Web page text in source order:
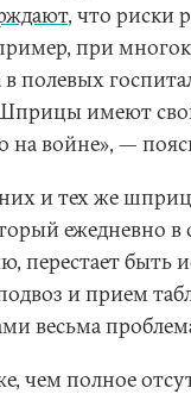
, что риски
при
полевых
имеют
на войне», —
и тех же
ежедневно в
перестает быть
и прием
весьма
чем полное